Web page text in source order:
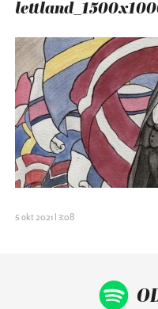
5 okt 2021 | 3:08